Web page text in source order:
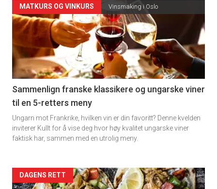
Forsiden
akkurat
nå
-
5
MATKURS OG VINKURS Vinsmaking i Oslo
Sammenlign franske klassikere og ungarske viner
til en 5-retters meny
Ungarn mot Frankrike, hvilken vin er din favoritt? Denne kvelden
inviterer Kullt for å vise deg hvor høy kvalitet ungarske viner
faktisk har, sammen med en utrolig meny.
Forsiden
DAGENS RETT